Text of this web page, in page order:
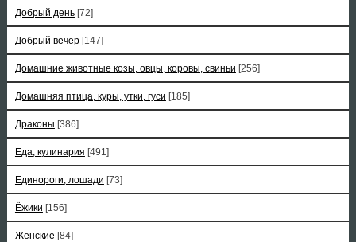
Добрый день [72]
Добрый вечер [147]
Домашние животные козы, овцы, коровы, свиньи [256]
Домашняя птица, куры, утки, гуси [185]
Драконы [386]
Еда, кулинария [491]
Единороги, лошади [73]
Ёжики [156]
Женские [84]